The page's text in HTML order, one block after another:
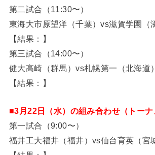
第二試合（11:30〜）
東海大市原望洋（千葉）vs滋賀学園（
【結果：】
第三試合（14:00〜）
健大高崎（群馬）vs札幌第一（北海道）
【結果：】
■3月22日（水）の組み合わせ（トー
第一試合（9:00〜）
福井工大福井（福井）vs仙台育英（宮